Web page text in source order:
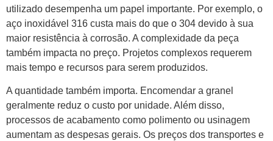
utilizado desempenha um papel importante. Por exemplo, o
aço inoxidável 316 custa mais do que o 304 devido à sua
maior resistência à corrosão. A complexidade da peça
também impacta no preço. Projetos complexos requerem
mais tempo e recursos para serem produzidos.
A quantidade também importa. Encomendar a granel
geralmente reduz o custo por unidade. Além disso,
processos de acabamento como polimento ou usinagem
aumentam as despesas gerais. Os preços dos transportes e